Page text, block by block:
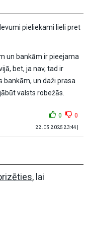
pieliekami lieli pret
un bankām ir pieejama
bet, ja nav, tad ir
bankām, un daži prasa
valsts robežās.
0 0
22.05.2025 23:44 |
, lai